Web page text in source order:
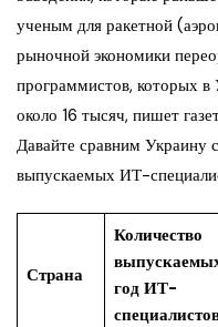
ученым для ракетной
рыночной экономики
программистов, которых в
около 16 тысяч, пишет
Давайте сравним Украину
выпускаемых ИТ-
Страна
Количество
год ИТ-